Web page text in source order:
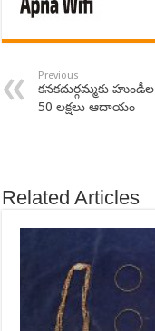
Previous
కనకదుర్గమ్మకు
50 లక్షలు ఆదాయం
Related Articles